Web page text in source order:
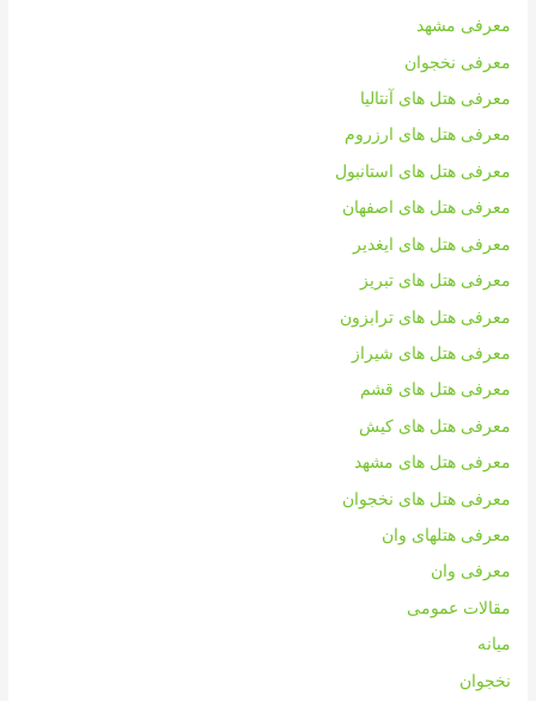
معرفی مشهد
معرفی نخجوان
معرفی هتل های آنتالیا
معرفی هتل های ارزروم
معرفی هتل های استانبول
معرفی هتل های اصفهان
معرفی هتل های ایغدیر
معرفی هتل های تبریز
معرفی هتل های ترابزون
معرفی هتل های شیراز
معرفی هتل های قشم
معرفی هتل های کیش
معرفی هتل های مشهد
معرفی هتل های نخجوان
معرفی هتلهای وان
معرفی وان
مقالات عمومی
میانه
نخجوان